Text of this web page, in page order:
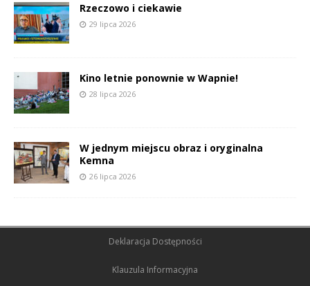
Rzeczowo i ciekawie
29 lipca 2026
Kino letnie ponownie w Wapnie!
28 lipca 2026
W jednym miejscu obraz i oryginalna
Kemna
26 lipca 2026
Deklaracja Dostępności
Klauzula Informacyjna